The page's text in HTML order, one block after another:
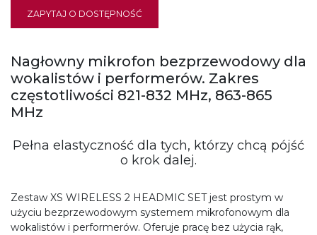
ZAPYTAJ O DOSTĘPNOŚĆ
Nagłowny mikrofon bezprzewodowy dla
wokalistów i performerów. Zakres
częstotliwości 821-832 MHz, 863-865
MHz
Pełna elastyczność dla tych, którzy chcą pójść
o krok dalej.
Zestaw XS WIRELESS 2 HEADMIC SET jest prostym w
użyciu bezprzewodowym systemem mikrofonowym dla
wokalistów i performerów. Oferuje pracę bez użycia rąk,